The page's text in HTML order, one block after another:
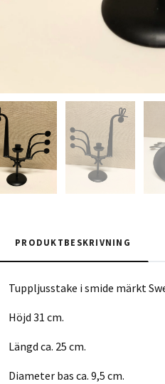
PRODUKTBESKRIVNING
Tuppljusstake i smide märkt
Höjd 31 cm.
Längd ca. 25 cm.
Diameter bas ca. 9,5 cm.